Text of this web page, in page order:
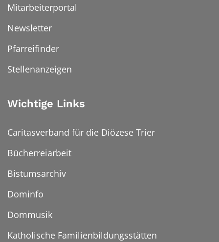
Mitarbeiterportal
Newsletter
Pfarreifinder
Stellenanzeigen
Wichtige Links
Caritasverband für die Diözese Trier
Bücherreiarbeit
Bistumsarchiv
Dominfo
Dommusik
Katholische Familienbildungsstätten